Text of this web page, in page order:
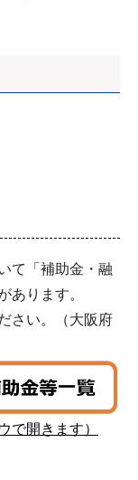
て「補助金・融
あります。
さい。（大阪府
で開きます）